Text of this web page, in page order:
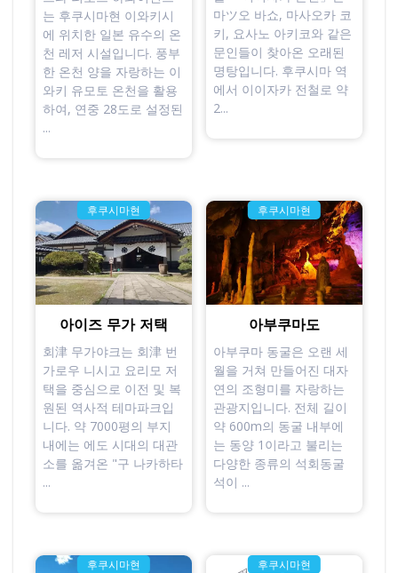
는 후쿠시마현 이와키시
에 위치한 일본 유수의 온
천 레저 시설입니다. 풍부
한 온천 양을 자랑하는 이
와키 유모토 온천을 활용
하여, 연중 28도로 설정된
...
마ツ오 바쇼, 마사오카 코
키, 요사노 아키코와 같은
문인들이 찾아온 오래된
명탕입니다. 후쿠시마 역
에서 이이자카 전철로 약
2...
후쿠시마현
아이즈 무가 저택
회津 무가야크는 회津 번
가로우 니시고 요리모 저
택을 중심으로 이전 및 복
원된 역사적 테마파크입
니다. 약 7000평의 부지
내에는 에도 시대의 대관
소를 옮겨온 "구 나카하타
...
후쿠시마현
아부쿠마도
아부쿠마 동굴은 오랜 세
월을 거쳐 만들어진 대자
연의 조형미를 자랑하는
관광지입니다. 전체 길이
약 600m의 동굴 내부에
는 동양 1이라고 불리는
다양한 종류의 석회동굴
석이 ...
후쿠시마현 후쿠시마현